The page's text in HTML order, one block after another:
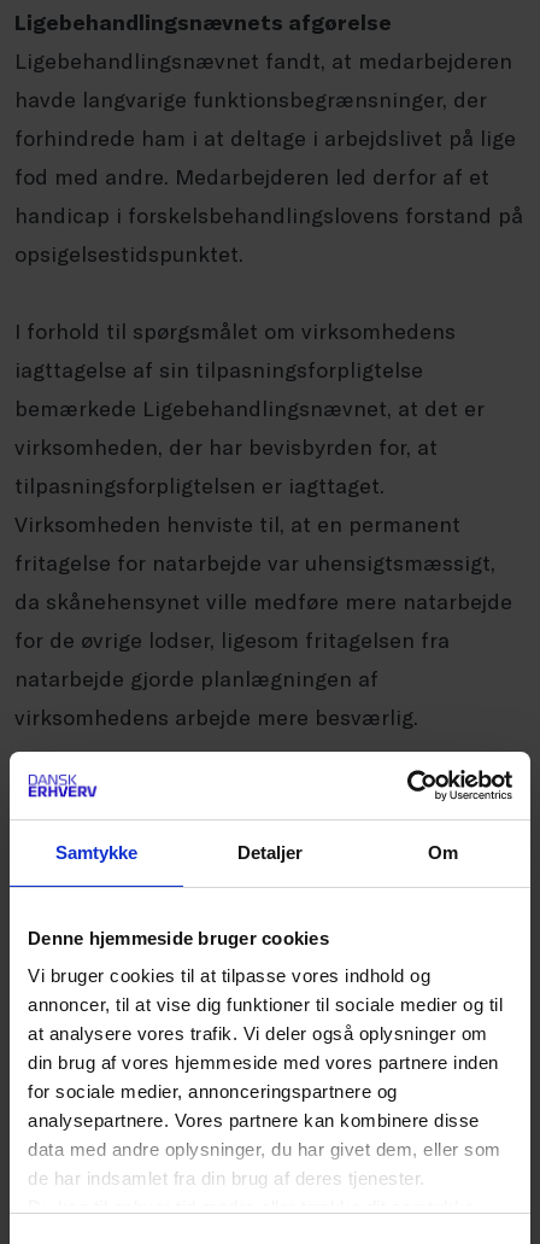
Samtykke Detaljer Om
Denne hjemmeside bruger cookies
Vi bruger cookies til at tilpasse vores indhold og
annoncer, til at vise dig funktioner til sociale medier og til
at analysere vores trafik. Vi deler også oplysninger om
din brug af vores hjemmeside med vores partnere inden
for sociale medier, annonceringspartnere og
analysepartnere. Vores partnere kan kombinere disse
data med andre oplysninger, du har givet dem, eller som
de har indsamlet fra din brug af deres tjenester.
Ligebehandlingsnævnets afgørelse
Ligebehandlingsnævnet fandt, at medarbejderen
havde langvarige funktionsbegrænsninger, der
forhindrede ham i at deltage i arbejdslivet på lige
fod med andre. Medarbejderen led derfor af et
handicap i forskelsbehandlingslovens forstand på
opsigelsestidspunktet.
I forhold til spørgsmålet om virksomhedens
iagttagelse af sin tilpasningsforpligtelse
bemærkede Ligebehandlingsnævnet, at det er
virksomheden, der har bevisbyrden for, at
tilpasningsforpligtelsen er iagttaget.
Virksomheden henviste til, at en permanent
fritagelse for natarbejde var uhensigtsmæssigt,
da skånehensynet ville medføre mere natarbejde
for de øvrige lodser, ligesom fritagelsen fra
natarbejde gjorde planlægningen af
virksomhedens arbejde mere besværlig.
Ligebehandlingsnævnet fandt imidlertid, at
for, at medarbejderens skånehensyn ville
virksomheden. Nævnet tillagde det betydning, at
der ikke ud fra de foreliggende oplysninger var
grundlag for at antage, at det ikke var muligt at
dække de berørte nattevagter ind.
Medarbejderen blev derfor tilkendt en
godtgørelse på 1.020.000 kr., som beløbsmæssigt
svarede til omkring 12 måneders løn.